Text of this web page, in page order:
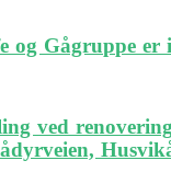
og Gågruppe er
ved